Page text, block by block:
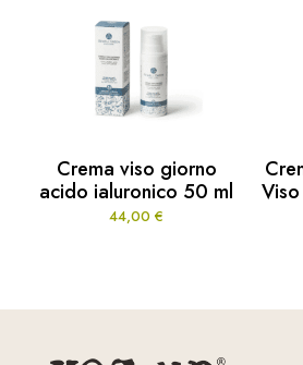
Crema viso giorno
acido ialuronico 50 ml
44,00 €